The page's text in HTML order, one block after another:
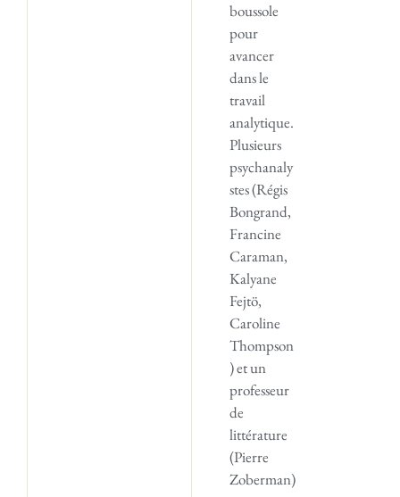
boussole
pour
avancer
dans le
travail
analytique.
Plusieurs
psychanaly
stes (Régis
Bongrand,
Francine
Caraman,
Kalyane
Fejtö,
Caroline
Thompson
) et un
professeur
de
littérature
(Pierre
Zoberman)